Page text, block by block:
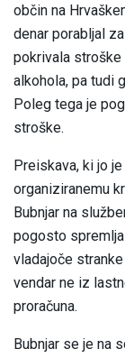
občin na
denar porabljal
pokrivala stroške
alkohola, pa tudi
Poleg tega je
stroške.
Preiskava, ki jo
organiziranemu
Bubnjar na
pogosto
vladajoče
vendar ne iz
proračuna.
Bubnjar se je na